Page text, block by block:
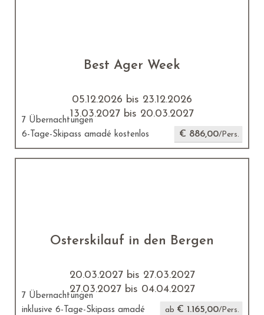
Best Ager Week
05.12.2026 bis 23.12.2026
13.03.2027 bis 20.03.2027
7 Übernachtungen
6-Tage-Skipass amadé kostenlos
€ 886,00/Pers.
Osterskilauf in den Bergen
20.03.2027 bis 27.03.2027
27.03.2027 bis 04.04.2027
7 Übernachtungen
inklusive 6-Tage-Skipass amadé
ab € 1.165,00/Pers.